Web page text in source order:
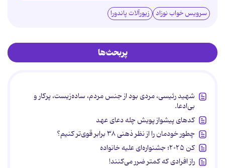
سرویس خواب نوزاد زیورآلات پاندورا
پربحث‌ها
شهید رئیسی، مردی بود از جنس مردم، ساده‌زیست، پرکار و
بی‌ادعا.
کدهای پیشواز پویش چله دعای عهد
چطور خودمان را از نظر ذهنی ۳۸ برابر قوی‌تر کنیم؟
کن ۲۰۲۵؛ جشنواره‌ای علیه خانواده
راز افرادی که کمتر ضرر می‌کنند!